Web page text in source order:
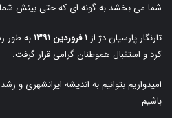
شما می بخشد به گونه ای که حتی بینش
تارنگار پارسیان دژ از ۱ فروردین ۱۳۹۱
به طور
کرد و استقبال هموطنان گرامی قرار گرفت.
امیدواریم بتوانیم به اندیشه ایرانشهری و
باشیم